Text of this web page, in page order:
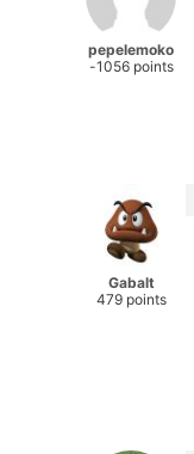
pepelemoko
-1056 points
Gabalt
479 points